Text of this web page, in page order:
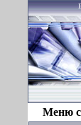
Меню